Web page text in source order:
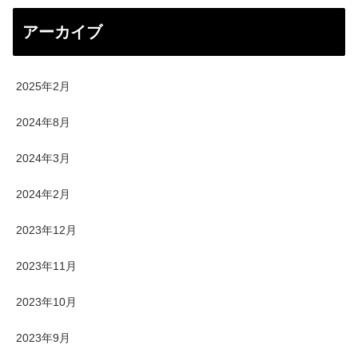
アーカイブ
2025年2月
2024年8月
2024年3月
2024年2月
2023年12月
2023年11月
2023年10月
2023年9月